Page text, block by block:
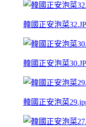
韓國正安泡菜
韓國正安泡菜
韓國正安泡菜